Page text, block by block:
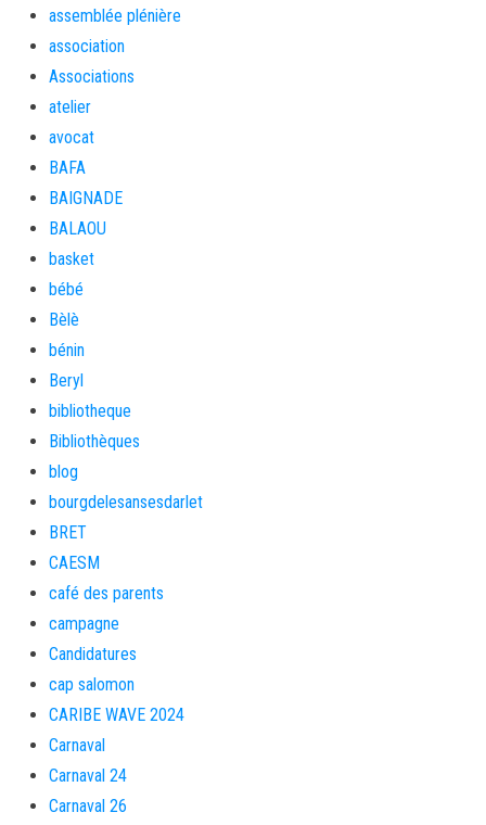
assemblée plénière
association
Associations
atelier
avocat
BAFA
BAIGNADE
BALAOU
basket
bébé
Bèlè
bénin
Beryl
bibliotheque
Bibliothèques
blog
bourgdelesansesdarlet
BRET
CAESM
café des parents
campagne
Candidatures
cap salomon
CARIBE WAVE 2024
Carnaval
Carnaval 24
Carnaval 26